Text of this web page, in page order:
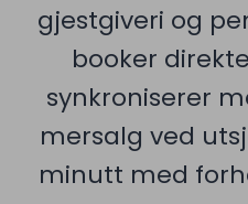
gjestgiveri og
booker
synkroniserer
mersalg ved
minutt med